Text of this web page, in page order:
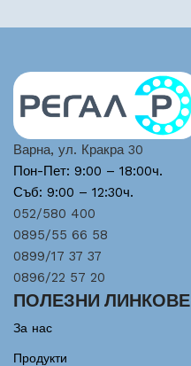
Варна, ул. Кракра 30
Пон-Пет: 9:00 – 18:00ч.
Съб: 9:00 – 12:30ч.
052/580 400
0895/55 66 58
0899/17 37 37
0896/22 57 20
ПОЛЕЗНИ ЛИНКОВЕ
За нас
Продукти